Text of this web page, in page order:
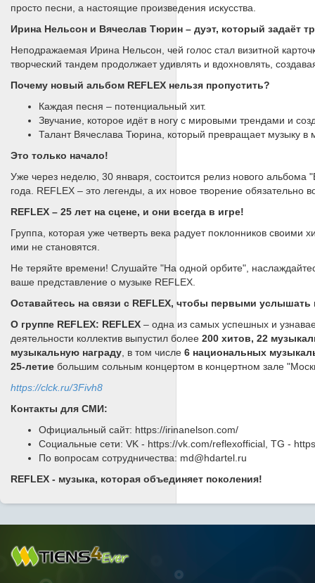
просто песни, а настоящие произведения искусства.
Ирина Нельсон и Вячеслав Тюрин – дуэт, который задаёт
Неподражаемая Ирина Нельсон, чей голос стал визитной
творческий тандем продолжает удивлять и вдохновлять,
Почему новый альбом REFLEX нельзя пропустить?
Каждая песня – потенциальный хит.
Звучание, которое идёт в ногу с мировыми трендами и
Талант Вячеслава Тюрина, который превращает музыку в
Это только начало!
Уже через неделю, 30 января, состоится релиз нового
года. REFLEX – это легенды, а их новое творение обязательно
REFLEX – 25 лет на сцене, и они всегда в игре!
Группа, которая уже четверть века радует поклонников своими
ими не становятся.
Не теряйте времени! Слушайте "На одной орбите",
ваше представление о музыке REFLEX.
Оставайтесь на связи с REFLEX, чтобы первыми
О группе REFLEX: REFLEX – одна из самых успешных и
деятельности коллектив выпустил более 200 хитов, 22
музыкальную награду , в том числе 6 национальных
25-летие большим сольным концертом в концертном зале
https://clck.ru/3Fivh8
Контакты для СМИ:
Официальный сайт: https://irinanelson.com/
Социальные сети: VK - https://vk.com/reflexofficial, TG -
По вопросам сотрудничества: md@hdartel.ru
REFLEX - музыка, которая объединяет поколения!